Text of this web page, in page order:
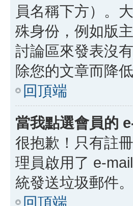
員名稱下方）。
殊身份，例如版
討論區來發表沒
除您的文章而降
回頂端
當我點選會員的
很抱歉！只有註
理員啟用了 e-
統發送垃圾郵件。
回頂端